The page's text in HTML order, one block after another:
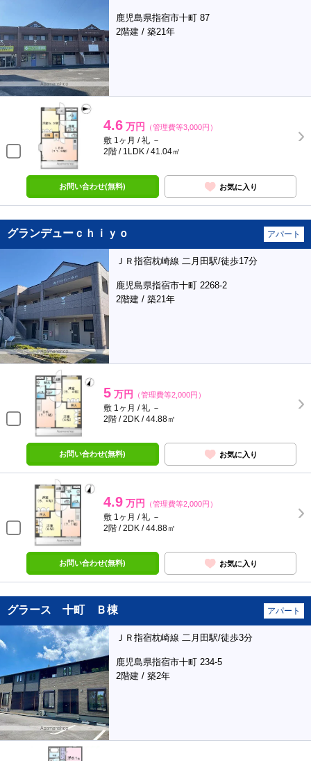
鹿児島県指宿市十町 87
2階建 / 築21年
4.6 万円 （管理費等3,000円）
敷 1ヶ月 / 礼 －
2階 / 1LDK / 41.04㎡
お問い合わせ(無料) お気に入り
グランデューｃｈｉｙｏ アパート
ＪＲ指宿枕崎線 二月田駅/徒歩17分
鹿児島県指宿市十町 2268-2
2階建 / 築21年
5 万円 （管理費等2,000円）
敷 1ヶ月 / 礼 －
2階 / 2DK / 44.88㎡
お問い合わせ(無料) お気に入り
4.9 万円 （管理費等2,000円）
敷 1ヶ月 / 礼 －
2階 / 2DK / 44.88㎡
お問い合わせ(無料) お気に入り
グラース 十町 Ｂ棟 アパート
ＪＲ指宿枕崎線 二月田駅/徒歩3分
鹿児島県指宿市十町 234-5
2階建 / 築2年